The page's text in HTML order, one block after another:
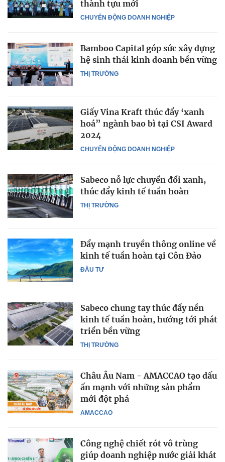
CHUYỂN ĐỘNG DOANH NGHIỆP
thành tựu mới
THỊ TRƯỜNG
Bamboo Capital góp sức xây dựng
hệ sinh thái kinh doanh bền vững
CHUYỂN ĐỘNG DOANH NGHIỆP
Giấy Vina Kraft thúc đẩy ‘xanh
hoá” ngành bao bì tại CSI Award
2024
THỊ TRƯỜNG
Sabeco nỗ lực chuyển đổi xanh,
thúc đẩy kinh tế tuần hoàn
ĐẦU TƯ
Đẩy mạnh truyền thông online về
kinh tế tuần hoàn tại Côn Đảo
THỊ TRƯỜNG
Sabeco chung tay thúc đẩy nền
kinh tế tuần hoàn, hướng tới phát
triển bền vững
AMACCAO
Châu Âu Nam - AMACCAO tạo dấu
ấn mạnh với những sản phẩm
mới đột phá
Công nghệ chiết rót vô trùng
giúp doanh nghiệp nước giải khát